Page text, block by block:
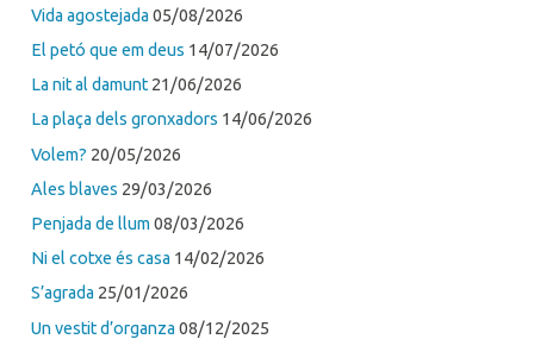
Vida agostejada 05/08/2026
El petó que em deus 14/07/2026
La nit al damunt 21/06/2026
La plaça dels gronxadors 14/06/2026
Volem? 20/05/2026
Ales blaves 29/03/2026
Penjada de llum 08/03/2026
Ni el cotxe és casa 14/02/2026
S’agrada 25/01/2026
Un vestit d’organza 08/12/2025